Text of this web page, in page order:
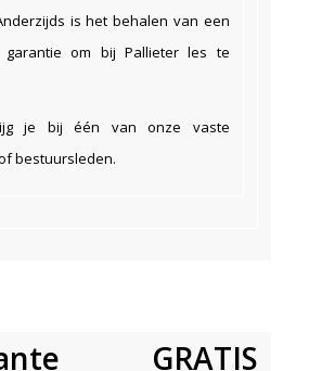
is het behalen van een
garantie om bij Pallieter les te
je bij één van onze vaste
bestuursleden.
GRATIS